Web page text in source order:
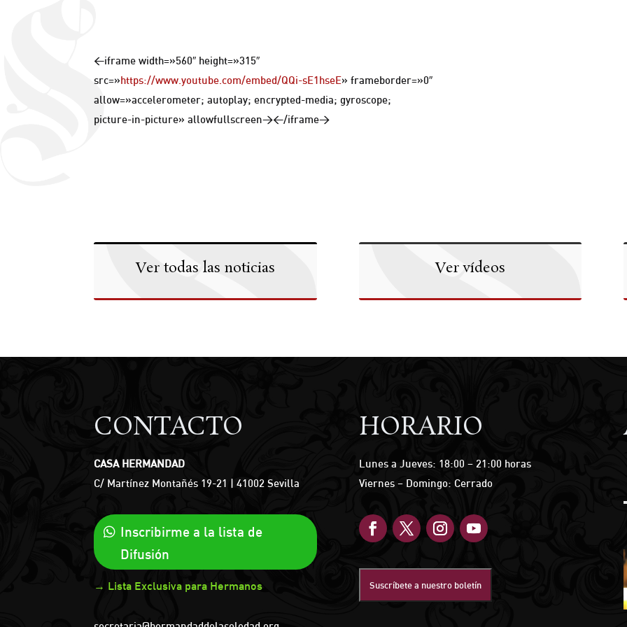
<iframe width=»560″ height=»315″
src=»https://www.youtube.com/embed/QQi-sE1hseE» frameborder=»0″
allow=»accelerometer; autoplay; encrypted-media; gyroscope;
picture-in-picture» allowfullscreen></iframe>
Ver todas las noticias Ver vídeos
CONTACTO
CASA HERMANDAD
C/ Martínez Montañés 19-21 | 41002 Sevilla
Inscribirme a la lista de
Difusión
→ Lista Exclusiva para Hermanos
HORARIO
Lunes a Jueves: 18:00 – 21:00 horas
Viernes – Domingo: Cerrado
Suscríbete a nuestro boletín